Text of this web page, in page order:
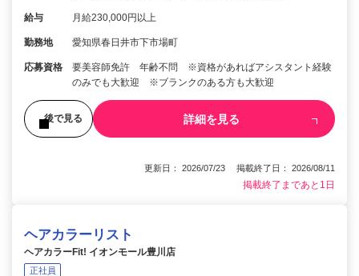
給与 月給230,000円以上
勤務地 愛知県春日井市下市場町
応募資格
要美容師免許 年齢不問 ※資格があればアシスタント経験
のみでも大歓迎 ※ブランクのある方も大歓迎
後で見る 詳細を見る
更新日： 2026/07/23 掲載終了日： 2026/08/11
掲載終了まであと1日
ヘアカラーリスト
ヘアカラーFit! イオンモール豊川店
正社員